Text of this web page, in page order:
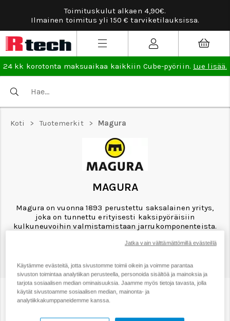
Toimituskulut alkaen 4,90€.
Ilmainen toimitus yli 150 € tarviketilauksissa.
24 kk korotonta maksuaikaa kaikkiin Cube-pyöriin. Lue lisää.
Koti > Tuotemerkit > Magura
MAGURA
Magura on vuonna 1893 perustettu saksalainen yritys,
joka on tunnettu erityisesti kaksipyöräisiin
kulkuneuvoihin valmistamistaan jarrukomponenteista.
laatuun ja mahdollisimman pienen
kuitenkaan jatkuvaa innovointia.
Suodata
Käytämme evästeitä, jotta sivustomme toimii oikein ja voimme parantaa
sivuston toimintaa analytiikan perusteella, personoida sisältöä ja mainoksia ja
tarjota sosiaalisen median ominaisuuksia. Jaamme myös tietoja tavasta, jolla
käytät sivustoamme sosiaalisen median, mainonta- ja
analytiikkakumppaneidemme kanssa.
Jatka vain välttämättömillä evästeillä